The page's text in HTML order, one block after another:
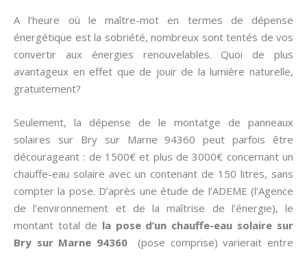
A l’heure où le maître-mot en termes de dépense
énergétique est la sobriété, nombreux sont tentés de vos
convertir aux énergies renouvelables. Quoi de plus
avantageux en effet que de jouir de la lumière naturelle,
gratuitement?
Seulement, la dépense de le montatge de panneaux
solaires sur Bry sur Marne 94360 peut parfois être
décourageant : de 1500€ et plus de 3000€ concernant un
chauffe-eau solaire avec un contenant de 150 litres, sans
compter la pose. D’après une étude de l’ADEME (l’Agence
de l’environnement et de la maîtrise de l’énergie), le
montant total de la pose d’un chauffe-eau solaire sur
Bry sur Marne 94360(pose comprise) varierait entre